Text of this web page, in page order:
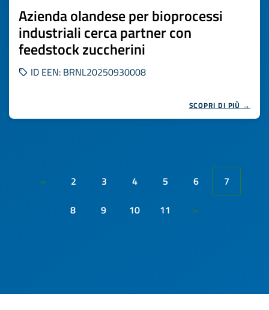
Azienda olandese per bioprocessi
industriali cerca partner con
feedstock zuccherini
ID EEN: BRNL20250930008
SCOPRI DI PIÙ →
« 2 3 4 5 6
7
8
9 10 11 »